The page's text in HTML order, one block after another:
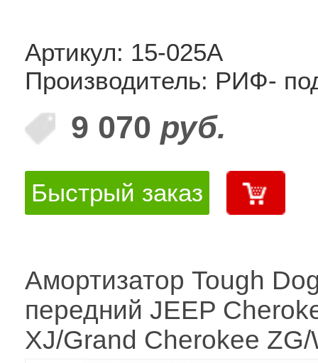
Артикул: 15-025A
Производитель: РИФ-
9 070 руб.
Быстрый заказ
Амортизатор Tough
передний JEEP
XJ/Grand Cherokee